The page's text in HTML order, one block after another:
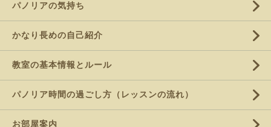
パノリアの気持ち
かなり長めの自己紹介
教室の基本情報とルール
パノリア時間の過ごし方（レッスンの流れ）
お部屋案内